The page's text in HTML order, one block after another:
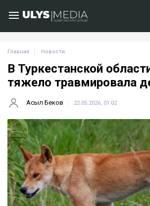
Главная Новости
В Туркестанской
тяжело травмировала
Асыл Беков 22.05.2026, 01:02